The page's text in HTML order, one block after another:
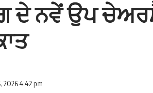
ਦੇ ਨਵੇਂ ਉਪ
2026 4:42 pm